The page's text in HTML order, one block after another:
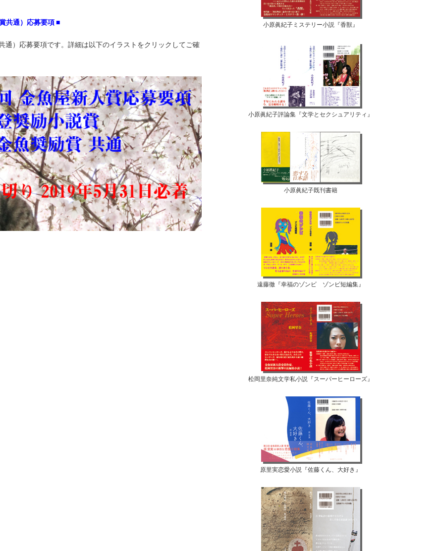
共通）応募要項■
）応募要項です。詳細は以下のイラストをクリックしてご確
小原眞紀子ミステリー小説『香獣』
小原眞紀子評論集『文学とセクシュアリティ』
小原眞紀子既刊書籍
遠藤徹『幸福のゾンビ ゾンビ短編集』
松岡里奈純文学私小説『スーパーヒーローズ』
原里実恋愛小説『佐藤くん、大好き』